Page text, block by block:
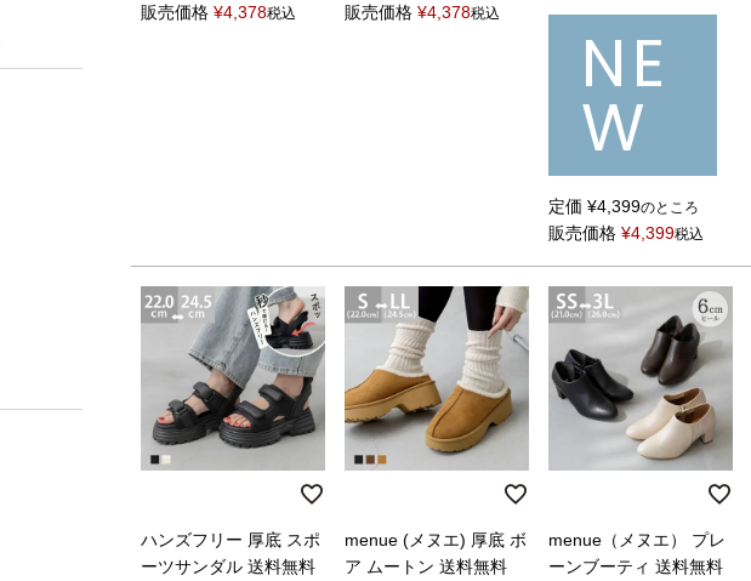
販売価格 ¥4,378税込 販売価格 ¥4,378税込
NE
W
定価 ¥4,399のところ
販売価格 ¥4,399税込
ハンズフリー 厚底 スポ
ーツサンダル 送料無料
menue (メヌエ) 厚底 ボ
ア ムートン 送料無料
menue（メヌエ） プレ
ーンブーティ 送料無料